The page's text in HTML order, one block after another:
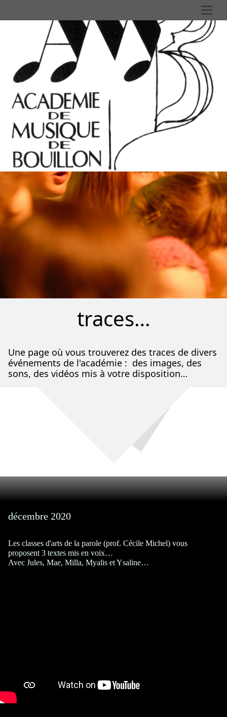
traces…
Une page où vous trouverez des traces de divers
événements de l'académie : des images, des
sons, des vidéos mis à votre disposition…
décembre 2020
Les classes d'arts de la parole (prof. Cécile Michel) vous
proposent 3 textes mis en voix…
Avec Jules, Mae, Milla, Myalis et Ysaline…